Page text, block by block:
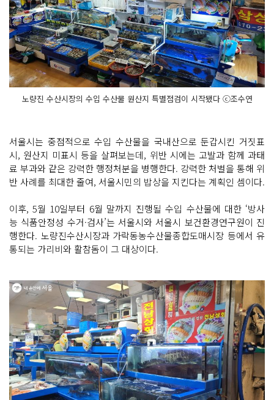
노량진 수산시장의 수입 수산물 원산지 특별점검이 시작됐다 ⓒ조수연
서울시는 중점적으로 수입 수산물을 국내산으로 둔갑시킨 거짓표
시, 원산지 미표시 등을 살펴보는데, 위반 시에는 고발과 함께 과태
료 부과와 같은 강력한 행정처분을 병행한다. 강력한 처벌을 통해 위
반 사례를 최대한 줄여, 서울시민의 밥상을 지킨다는 계획인 셈이다.
이후, 5월 10일부터 6월 말까지 진행될 수입 수산물에 대한 ‘방사
능 식품안정성 수거·검사’는 서울시와 서울시 보건환경연구원이 진
행한다. 노량진수산시장과 가락동농수산물종합도매시장 등에서 유
통되는 가리비와 활참돔이 그 대상이다.